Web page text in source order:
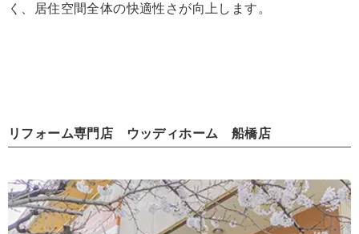
く、居住空間全体の快適性さが向上します。
リフォーム専門店 ウッディホーム 船橋店